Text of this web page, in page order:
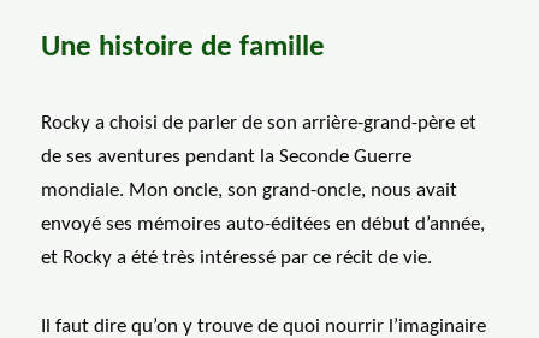
Une histoire de famille
Rocky a choisi de parler de son arrière-grand-père et
de ses aventures pendant la Seconde Guerre
mondiale. Mon oncle, son grand-oncle, nous avait
envoyé ses mémoires auto-éditées en début d’année,
et Rocky a été très intéressé par ce récit de vie.
Il faut dire qu’on y trouve de quoi nourrir l’imaginaire